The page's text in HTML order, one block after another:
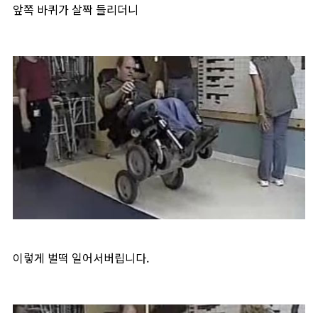
앞쪽 바퀴가 살짝 들리더니
이렇게 벌떡 일어서버립니다.